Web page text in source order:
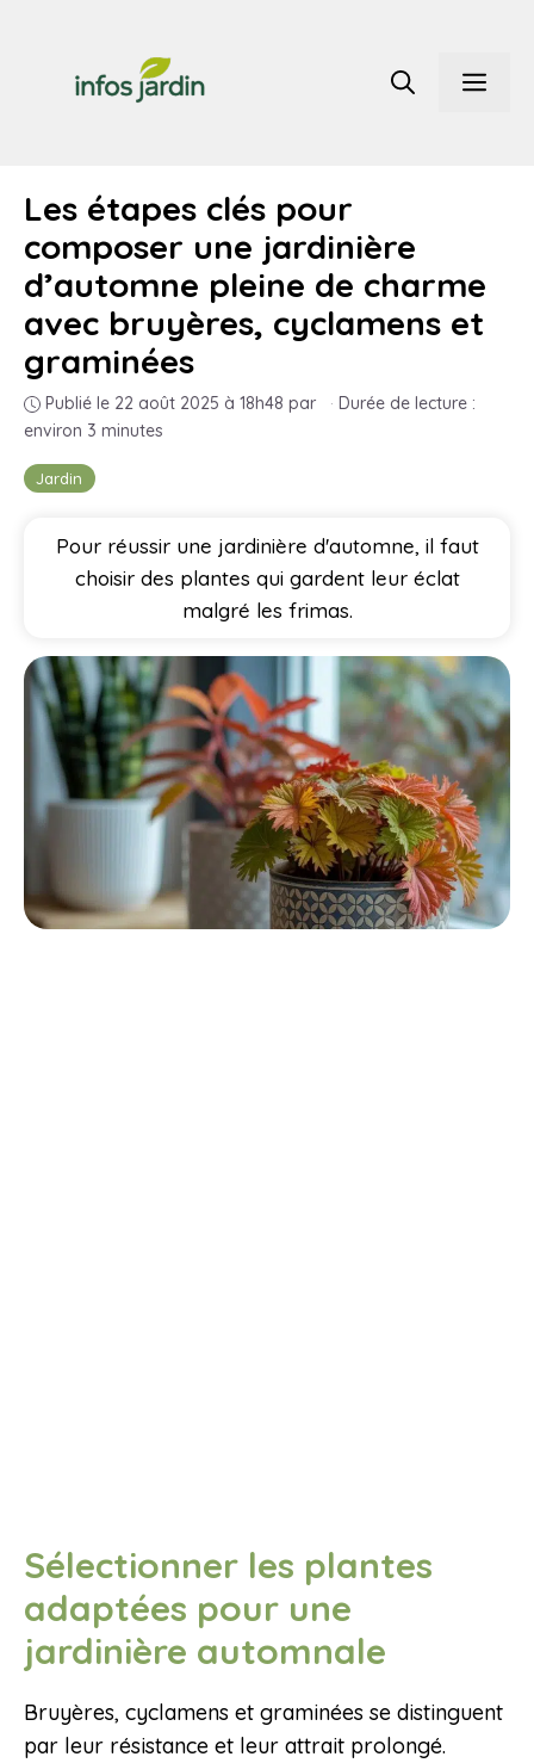
contenu
Jardin
Les étapes clés pour
composer une jardinière
d’automne pleine de charme
avec bruyères, cyclamens et
graminées
Publié le 22 août 2025 à 18h48 par · Durée de lecture :
environ 3 minutes
Pour réussir une jardinière d'automne, il faut
choisir des plantes qui gardent leur éclat
malgré les frimas.
Sélectionner les plantes
adaptées pour une
jardinière automnale
Bruyères, cyclamens et graminées se distinguent
par leur résistance et leur attrait prolongé.